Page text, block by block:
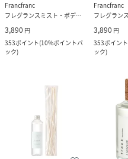
Francfranc
フレグランスミスト・ボディミスト
3,890 円
353ポイント(10%ポイントバ
ック)
Francfranc
3,890 円
353ポイント
ック)